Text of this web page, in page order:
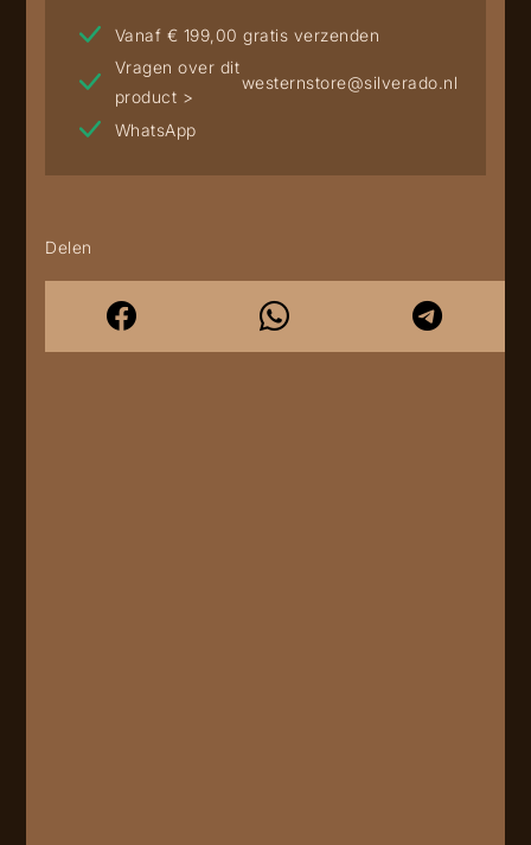
Vanaf € 199,00 gratis verzenden
Vragen over dit
product >
westernstore@silverado.nl
WhatsApp
Delen